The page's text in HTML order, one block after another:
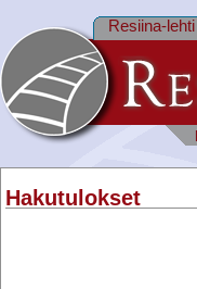
Resiina-lehti
Hakutulokset